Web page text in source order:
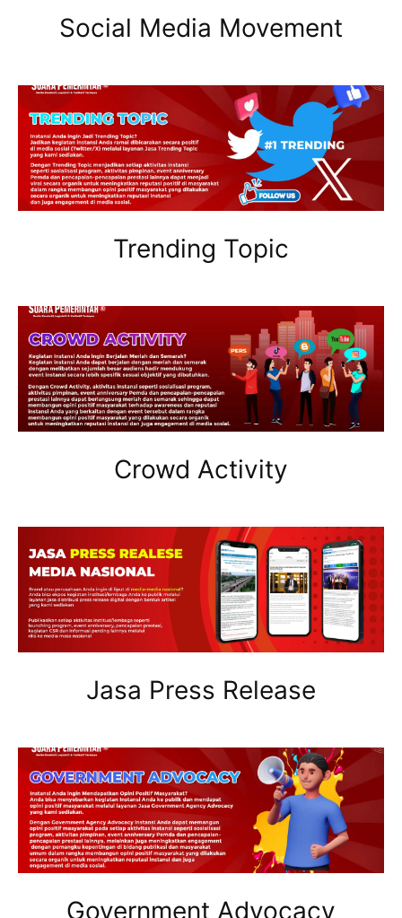
Social Media Movement
Trending Topic
Crowd Activity
Jasa Press Release
Government Advocacy